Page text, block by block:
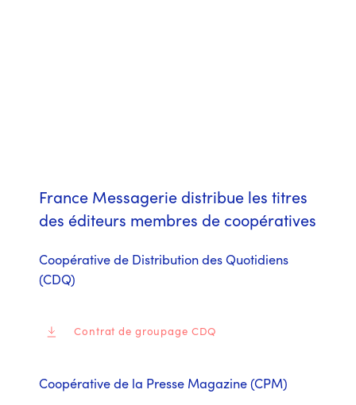
France Messagerie distribue les titres
des éditeurs membres de coopératives
Coopérative de Distribution des Quotidiens
(CDQ)
Contrat de groupage CDQ
Coopérative de la Presse Magazine (CPM)